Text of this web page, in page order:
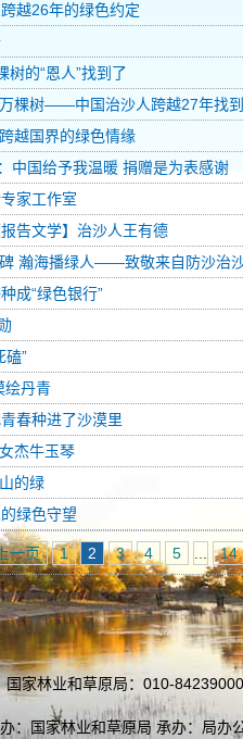
越26年的绿色约定
树的“恩人”找到了
棵树——中国治沙人跨越27年找
越国界的绿色情缘
中国给予我温暖 捐赠是为表感谢
家工作室
告文学】治沙人王有德
瀚海播绿人——致敬来自防沙治
成“绿色银行”
磕”
绘丹青
春种进了沙漠里
杰牛玉琴
的绿
绿色守望
一页 1 2 3 4 5 14
国家林业和草原局：010-
：国家林业和草原局 承办：局办